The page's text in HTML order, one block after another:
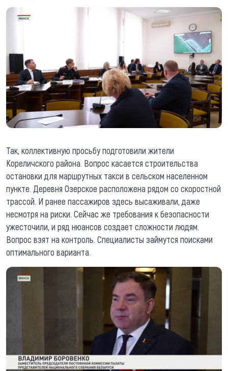
Так, коллективную просьбу подготовили жители
Кореличского района. Вопрос касается строительства
остановки для маршрутных такси в сельском населенном
пункте. Деревня Озерское расположена рядом со скоростной
трассой. И ранее пассажиров здесь высаживали, даже
несмотря на риски. Сейчас же требования к безопасности
ужесточили, и ряд нюансов создает сложности людям.
Вопрос взят на контроль. Специалисты займутся поисками
оптимального варианта.